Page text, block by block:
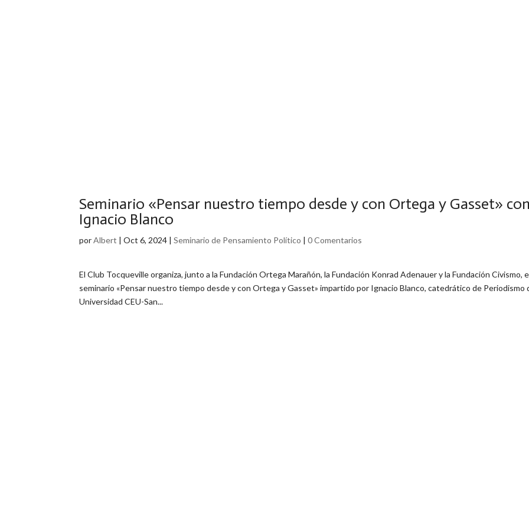
Seminario «Pensar nuestro tiempo desde y con Ortega y Gasset»
Ignacio Blanco
porAlbert |Oct 6, 2024 |Seminario de Pensamiento Político |0 Comentarios
El Club Tocqueville organiza, junto a la Fundación Ortega Marañón, la Fundación Konrad Adenauer y la Fundación Civismo,
seminario «Pensar nuestro tiempo desde y con Ortega y Gasset» impartido por Ignacio Blanco, catedrático de Periodismo
Universidad CEU-San...